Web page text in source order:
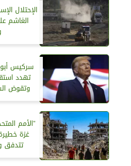
الإحتلال
الغاشم
سركيس
تهدد
وتقوض
”الأمم
غزة
تتدفق